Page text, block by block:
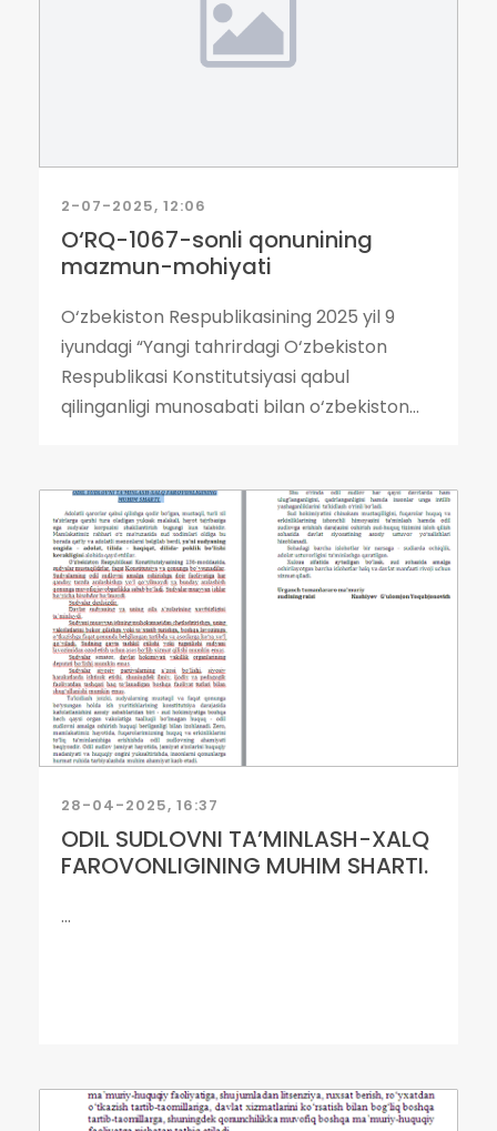
2-07-2025, 12:06
O‘RQ-1067-sonli qonunining
mazmun-mohiyati
O‘zbekiston Respublikasining 2025 yil 9
iyundagi “Yangi tahrirdagi O‘zbekiston
Respublikasi Konstitutsiyasi qabul
qilinganligi munosabati bilan o‘zbekiston...
28-04-2025, 16:37
ODIL SUDLOVNI TA’MINLASH-XALQ
FAROVONLIGINING MUHIM SHARTI.
...